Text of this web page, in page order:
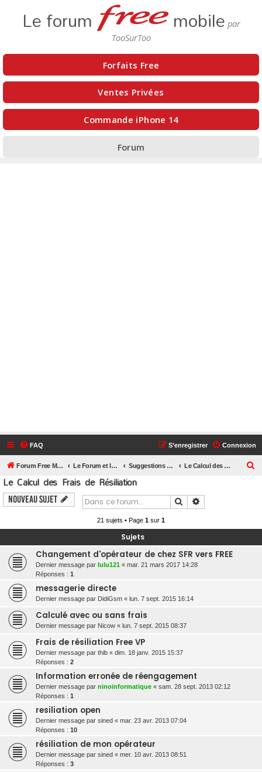
Le forum mobile
Forfaits Free
Ventes Privées
Commande iPhone 14
Forum
FAQ Connexion
S’enregistrer
Forum Free Mobile Le Forum et le Site Free Mobile par TooSurToo Suggestions sur le site et le forum et les outils Le Calcul des Frais de Résiliation
Le Calcul des Frais de Résiliation
Nouveau sujet Rechercher
21 sujets • Page 1 sur 1
Sujets
Changement d'opérateur de chez SFR vers FREE
Dernier message par lulu121 « mar. 21 mars 2017 14:28
Réponses : 1
messagerie directe
Dernier message par DidiGsm « lun. 7 sept. 2015 16:14
Calculé avec ou sans frais
Dernier message par Nicow « lun. 7 sept. 2015 08:37
Frais de résiliation Free VP
Dernier message par thib « dim. 18 janv. 2015 15:37
Réponses : 2
Information erronée de réengagement
Dernier message par ninoinformatique « sam. 28 sept. 2013 02:12
Réponses : 1
resiliation open
Dernier message par sined « mar. 23 avr. 2013 07:04
Réponses : 10
résiliation de mon opérateur
Dernier message par sined « mer. 10 avr. 2013 08:51
Réponses : 3